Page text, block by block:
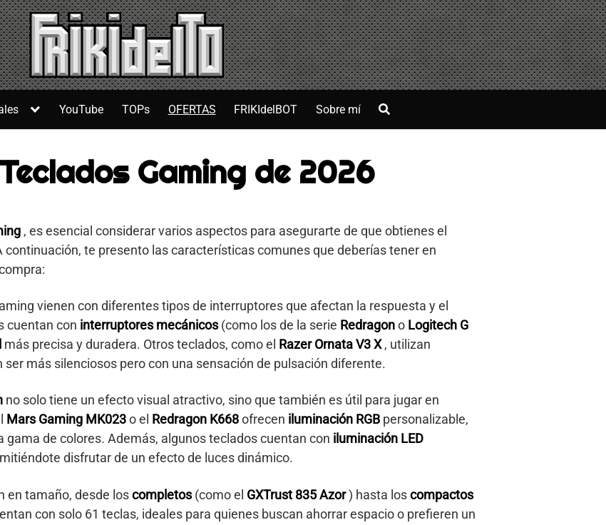
YouTube TOPs OFERTAS FRIKIdelBOT Sobre mí
Gaming de 2026
, es esencial considerar varios aspectos para asegurarte de que obtienes el
te presento las características comunes que deberías tener en
vienen con diferentes tipos de interruptores que afectan la respuesta y el
cuentan con interruptores mecánicos(como los de la serie Redragono Logitech G
más precisa y duradera. Otros teclados, como el Razer Ornata V3 X, utilizan
ser más silenciosos pero con una sensación de pulsación diferente.
no solo tiene un efecto visual atractivo, sino que también es útil para jugar en
Mars Gaming MK023o el Redragon K668ofrecen iluminación RGB personalizable,
gama de colores. Además, algunos teclados cuentan con iluminación LED
disfrutar de un efecto de luces dinámico.
en tamaño, desde loscompletos(como el GXTrust 835 Azor) hasta loscompactos
con solo 61 teclas, ideales para quienes buscan ahorrar espacio o prefieren un